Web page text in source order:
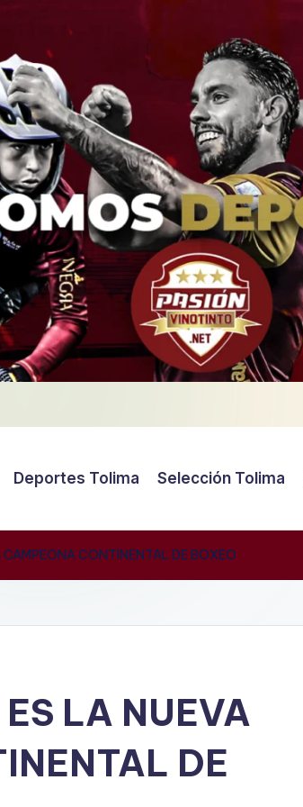
Deportes Tolima Selección Tolima
CAMPEONA CONTINENTAL DE BOXEO
LA NUEVA
DE